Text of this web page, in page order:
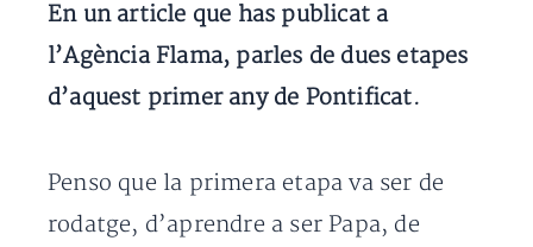
En un article que has publicat a
l’Agència Flama, parles de dues etapes
d’aquest primer any de Pontificat.
Penso que la primera etapa va ser de
rodatge, d’aprendre a ser Papa, de